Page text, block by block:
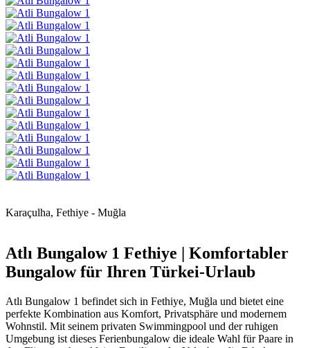
Karaçulha, Fethiye - Muğla
Atlı Bungalow 1 Fethiye | Komfortabler
Bungalow für Ihren Türkei-Urlaub
Atlı Bungalow 1 befindet sich in Fethiye, Muğla und bietet eine
perfekte Kombination aus Komfort, Privatsphäre und modernem
Wohnstil. Mit seinem privaten Swimmingpool und der ruhigen
Umgebung ist dieses Ferienbungalow die ideale Wahl für Paare in